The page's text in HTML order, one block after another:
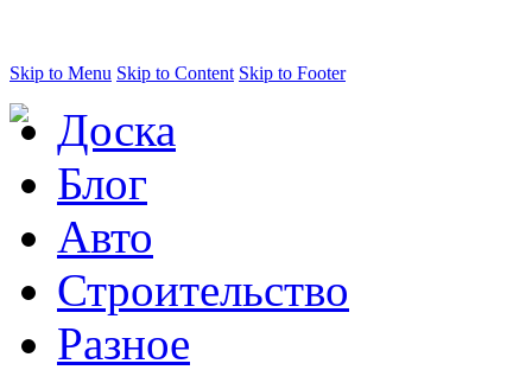
Skip to Menu Skip to Content Skip to Footer
Доска
Блог
Авто
Строительство
Разное